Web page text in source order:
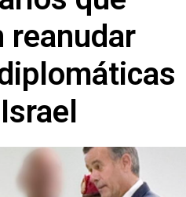
reanudar